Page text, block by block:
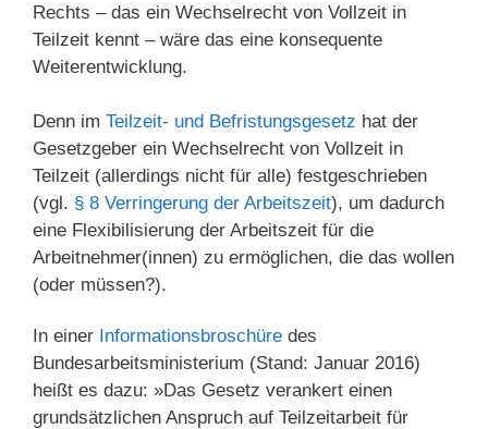
Rechts – das ein Wechselrecht von Vollzeit in
Teilzeit kennt – wäre das eine konsequente
Weiterentwicklung.
Denn im Teilzeit- und Befristungsgesetz hat der
Gesetzgeber ein Wechselrecht von Vollzeit in
Teilzeit (allerdings nicht für alle) festgeschrieben
(vgl. § 8 Verringerung der Arbeitszeit), um dadurch
eine Flexibilisierung der Arbeitszeit für die
Arbeitnehmer(innen) zu ermöglichen, die das wollen
(oder müssen?).
In einer Informationsbroschüre des
Bundesarbeitsministerium (Stand: Januar 2016)
heißt es dazu: »Das Gesetz verankert einen
grundsätzlichen Anspruch auf Teilzeitarbeit für